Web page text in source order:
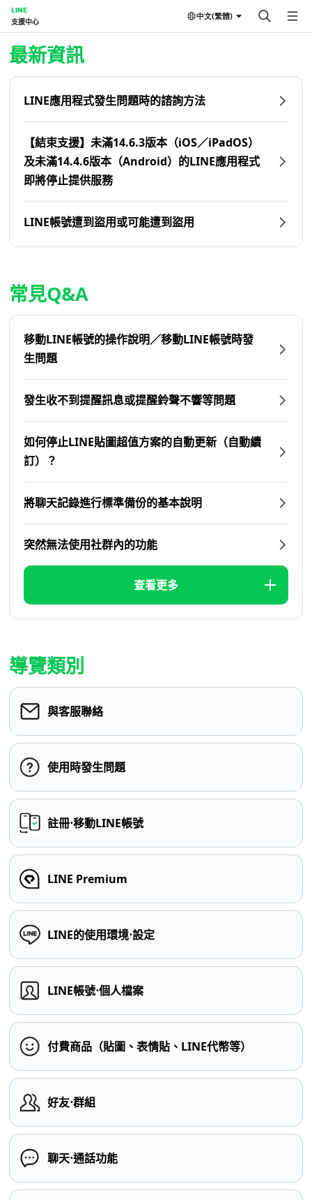
LINE
支援中心
中文(繁體)
首頁 | LINE支援中心
最新資訊
LINE應用程式發生問題時的諮詢方法
【結束支援】未滿14.6.3版本（iOS／iPadOS）
及未滿14.4.6版本（Android）的LINE應用程式
即將停止提供服務
LINE帳號遭到盜用或可能遭到盜用
常見Q&A
移動LINE帳號的操作說明／移動LINE帳號時發
生問題
發生收不到提醒訊息或提醒鈴聲不響等問題
如何停止LINE貼圖超值方案的自動更新（自動續
訂）？
將聊天記錄進行標準備份的基本說明
突然無法使用社群內的功能
查看更多
導覽類別
與客服聯絡
使用時發生問題
註冊⋅移動LINE帳號
LINE Premium
LINE的使用環境⋅設定
LINE帳號⋅個人檔案
付費商品（貼圖、表情貼、LINE代幣等）
好友⋅群組
聊天⋅通話功能